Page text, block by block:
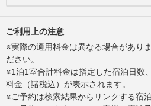
ご利用上の注意
※実際の適用料金は異なる場合があり
ださい。
※1泊1室合計料金は指定した宿泊日数
料金（諸税込）が表示されます。
※ご予約は検索結果からリンクする宿